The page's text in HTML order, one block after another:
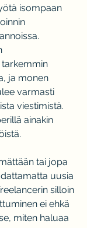
isompaan
ja monen
varmasti
viestimistä.
ainakin
tai jopa
uusia
silloin
ei ehkä
miten haluaa